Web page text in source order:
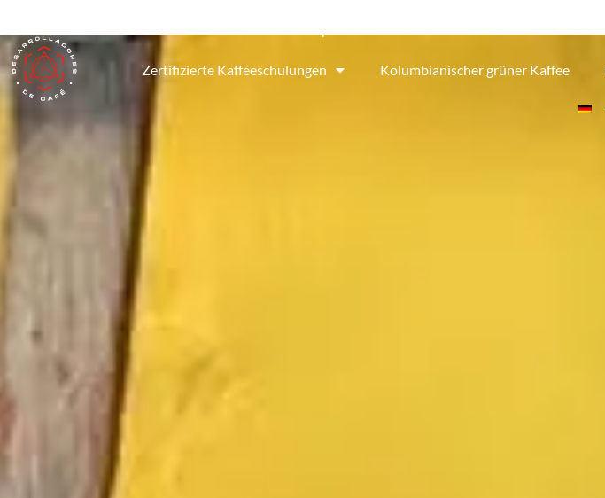
Zertifizierte Kaffeeschulungen Kolumbianischer grüner Kaffee